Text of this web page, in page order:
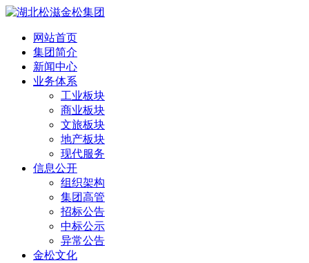
网站首页
集团简介
新闻中心
业务体系
工业板块
商业板块
文旅板块
地产板块
现代服务
信息公开
组织架构
集团高管
招标公告
中标公示
异常公告
金松文化